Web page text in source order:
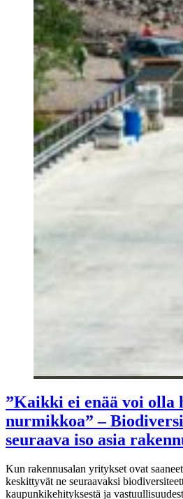
”Kaikki ei enää voi olla
nurmikkoa” –
seuraava iso asia
Kun rakennusalan yritykset ovat
keskittyvät ne seuraavaksi
kaupunkikehityksestä ja